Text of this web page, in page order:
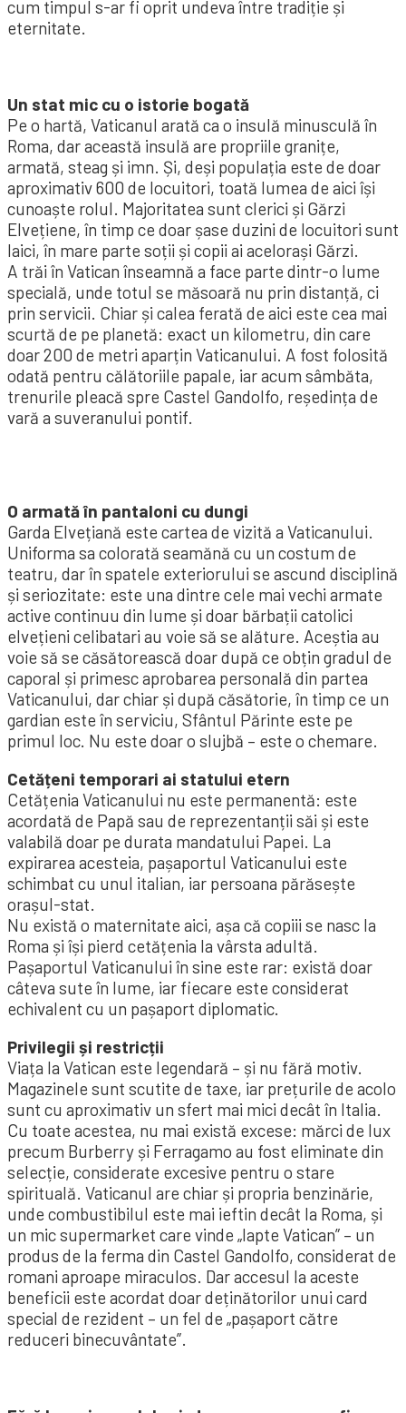
cum timpul s-ar fi oprit undeva între tradiție și
eternitate.
Un stat mic cu o istorie bogată
Pe o hartă, Vaticanul arată ca o insulă minusculă în
Roma, dar această insulă are propriile granițe,
armată, steag și imn. Și, deși populația este de doar
aproximativ 600 de locuitori, toată lumea de aici își
cunoaște rolul. Majoritatea sunt clerici și Gărzi
Elvețiene, în timp ce doar șase duzini de locuitori sunt
laici, în mare parte soții și copii ai acelorași Gărzi.
A trăi în Vatican înseamnă a face parte dintr-o lume
specială, unde totul se măsoară nu prin distanță, ci
prin servicii. Chiar și calea ferată de aici este cea mai
scurtă de pe planetă: exact un kilometru, din care
doar 200 de metri aparțin Vaticanului. A fost folosită
odată pentru călătoriile papale, iar acum sâmbăta,
trenurile pleacă spre Castel Gandolfo, reședința de
vară a suveranului pontif.
O armată în pantaloni cu dungi
Garda Elvețiană este cartea de vizită a Vaticanului.
Uniforma sa colorată seamănă cu un costum de
teatru, dar în spatele exteriorului se ascund disciplină
și seriozitate: este una dintre cele mai vechi armate
active continuu din lume și doar bărbații catolici
elvețieni celibatari au voie să se alăture. Aceștia au
voie să se căsătorească doar după ce obțin gradul de
caporal și primesc aprobarea personală din partea
Vaticanului, dar chiar și după căsătorie, în timp ce un
gardian este în serviciu, Sfântul Părinte este pe
primul loc. Nu este doar o slujbă – este o chemare.
Cetățeni temporari ai statului etern
Cetățenia Vaticanului nu este permanentă: este
acordată de Papă sau de reprezentanții săi și este
valabilă doar pe durata mandatului Papei. La
expirarea acesteia, pașaportul Vaticanului este
schimbat cu unul italian, iar persoana părăsește
orașul-stat.
Nu există o maternitate aici, așa că copiii se nasc la
Roma și își pierd cetățenia la vârsta adultă.
Pașaportul Vaticanului în sine este rar: există doar
câteva sute în lume, iar fiecare este considerat
echivalent cu un pașaport diplomatic.
Privilegii și restricții
Viața la Vatican este legendară – și nu fără motiv.
Magazinele sunt scutite de taxe, iar prețurile de acolo
sunt cu aproximativ un sfert mai mici decât în ​​Italia.
Cu toate acestea, nu mai există excese: mărci de lux
precum Burberry și Ferragamo au fost eliminate din
selecție, considerate excesive pentru o stare
spirituală. Vaticanul are chiar și propria benzinărie,
unde combustibilul este mai ieftin decât la Roma, și
un mic supermarket care vinde „lapte Vatican” – un
produs de la ferma din Castel Gandolfo, considerat de
romani aproape miraculos. Dar accesul la aceste
beneficii este acordat doar deținătorilor unui card
special de rezident – un fel de „pașaport către
reduceri binecuvântate”.